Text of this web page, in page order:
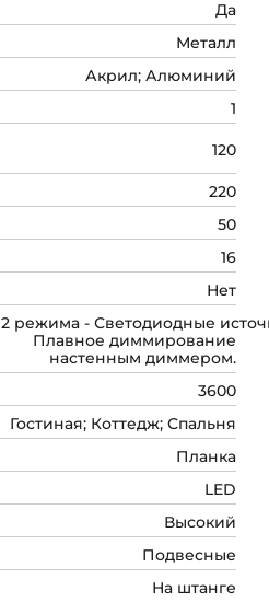
Да
Металл
Акрил; Алюминий
1
120
220
50
16
Нет
2 режима - Светодиодные
Плавное диммирование
настенным диммером.
3600
Гостиная; Коттедж; Спальня
Планка
LED
Высокий
Подвесные
На штанге